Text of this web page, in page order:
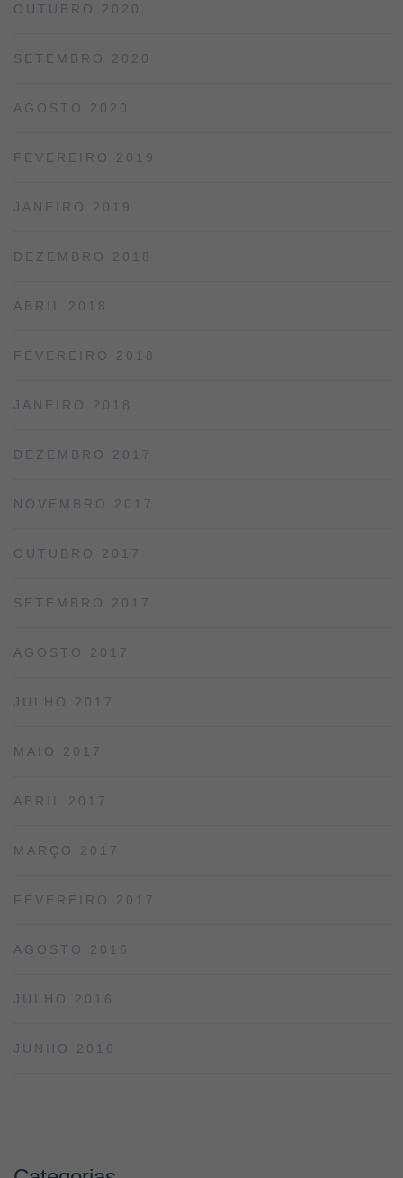
OUTUBRO 2020
SETEMBRO 2020
AGOSTO 2020
FEVEREIRO 2019
JANEIRO 2019
DEZEMBRO 2018
ABRIL 2018
FEVEREIRO 2018
JANEIRO 2018
DEZEMBRO 2017
NOVEMBRO 2017
OUTUBRO 2017
SETEMBRO 2017
AGOSTO 2017
JULHO 2017
MAIO 2017
ABRIL 2017
MARÇO 2017
FEVEREIRO 2017
AGOSTO 2016
JULHO 2016
JUNHO 2016